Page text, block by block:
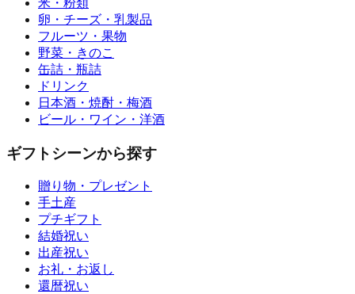
米・粉類
卵・チーズ・乳製品
フルーツ・果物
野菜・きのこ
缶詰・瓶詰
ドリンク
日本酒・焼酎・梅酒
ビール・ワイン・洋酒
ギフトシーンから探す
贈り物・プレゼント
手土産
プチギフト
結婚祝い
出産祝い
お礼・お返し
還暦祝い